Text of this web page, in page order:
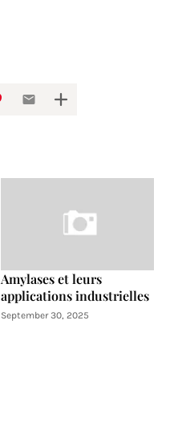
Amylases et leurs
applications industrielles
September 30, 2025